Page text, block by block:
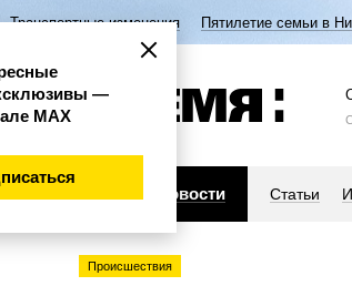
Транспортные изменения Пятилетие семьи в
Новости Статьи
Происшествия
—
МАХ